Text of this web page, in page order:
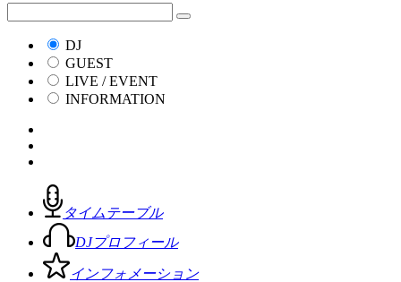
DJ
GUEST
LIVE / EVENT
INFORMATION
タイムテーブル
DJプロフィール
インフォメーション